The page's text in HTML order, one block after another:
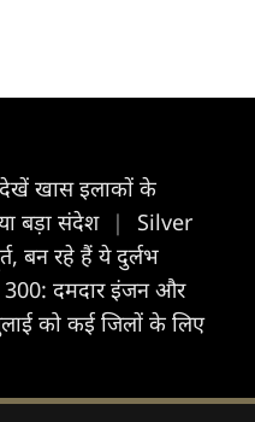
देखें खास इलाकों के
बड़ा संदेश |
Silver
बन रहे हैं ये दुर्लभ
दमदार इंजन और
को कई जिलों के लिए